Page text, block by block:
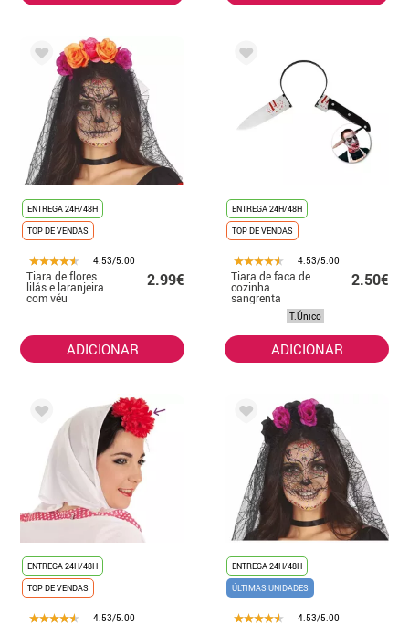
ENTREGA 24H/48H
TOP DE VENDAS
4.53/5.00
Tiara de flores
lilás e laranjeira
com véu
2.99€
ADICIONAR
ENTREGA 24H/48H
TOP DE VENDAS
4.53/5.00
Tiara de faca de
cozinha
sangrenta
2.50€
T.Único
ADICIONAR
ENTREGA 24H/48H
TOP DE VENDAS
4.53/5.00
ENTREGA 24H/48H
ÚLTIMAS UNIDADES
4.53/5.00